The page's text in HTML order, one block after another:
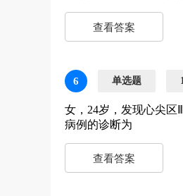
查看答案
6 单选题
女，24岁，发现心尖区
病例的诊断为
查看答案